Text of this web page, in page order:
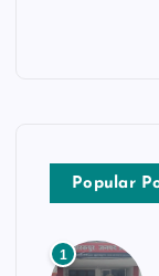
Popular
1